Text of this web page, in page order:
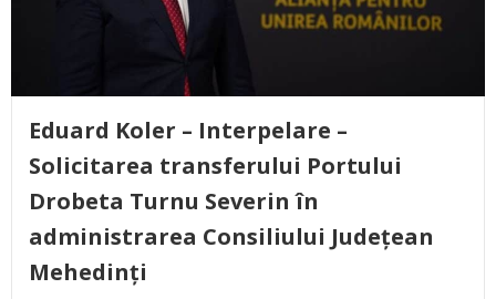
Eduard Koler – Interpelare –
Solicitarea transferului Portului
Drobeta Turnu Severin în
administrarea Consiliului Județean
Mehedinți